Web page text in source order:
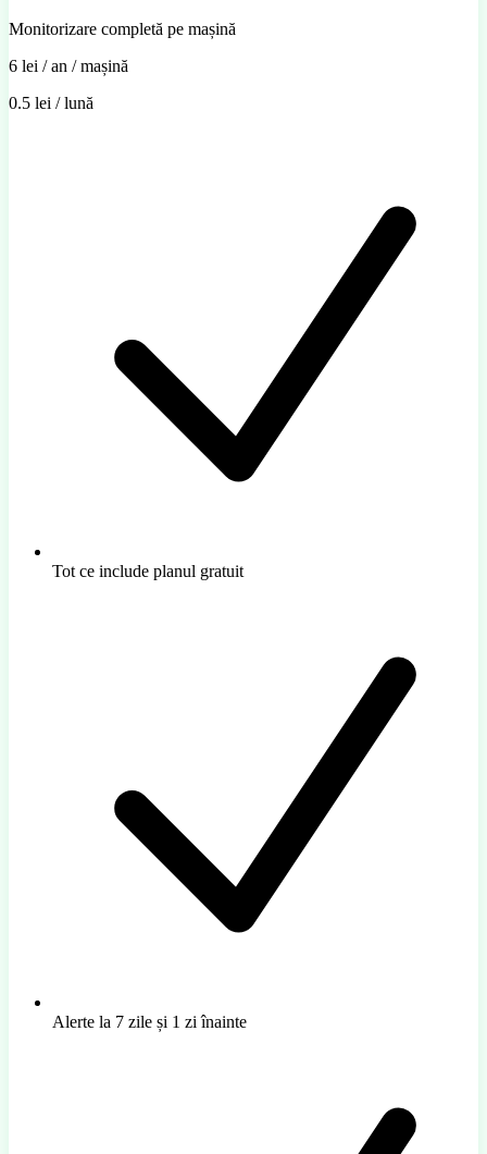
Monitorizare completă pe mașină
6 lei / an / mașină
0.5 lei / lună
Tot ce include planul gratuit
Alerte la 7 zile și 1 zi înainte